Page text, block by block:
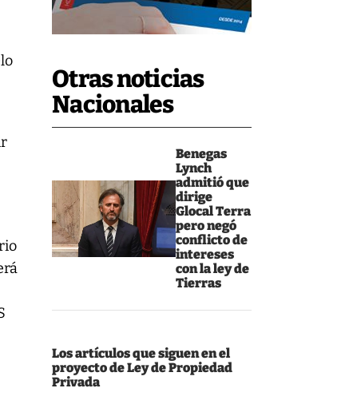
Otras noticias
Nacionales
Benegas
Lynch
admitió que
dirige
Glocal Terra
pero negó
conflicto de
intereses
con la ley de
Tierras
Los artículos que siguen en el
proyecto de Ley de Propiedad
Privada